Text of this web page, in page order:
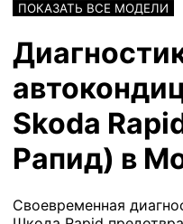
ПОКАЗАТЬ ВСЕ МОДЕЛИ
Skoda
Рапид) в
Своевременная